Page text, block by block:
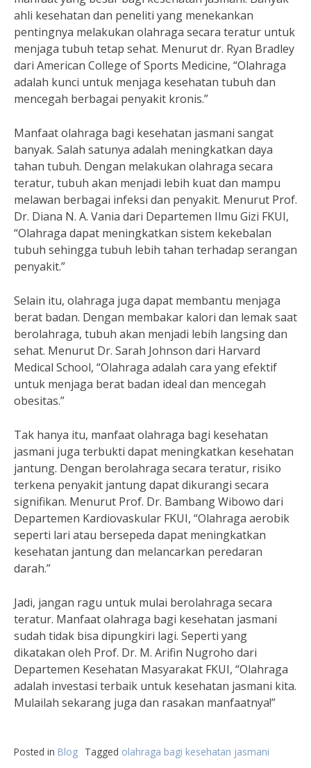
ahli kesehatan dan peneliti yang menekankan
pentingnya melakukan olahraga secara teratur untuk
menjaga tubuh tetap sehat. Menurut dr. Ryan Bradley
dari American College of Sports Medicine, “Olahraga
adalah kunci untuk menjaga kesehatan tubuh dan
mencegah berbagai penyakit kronis.”
Manfaat olahraga bagi kesehatan jasmani sangat
banyak. Salah satunya adalah meningkatkan daya
tahan tubuh. Dengan melakukan olahraga secara
teratur, tubuh akan menjadi lebih kuat dan mampu
melawan berbagai infeksi dan penyakit. Menurut Prof.
Dr. Diana N. A. Vania dari Departemen Ilmu Gizi FKUI,
“Olahraga dapat meningkatkan sistem kekebalan
tubuh sehingga tubuh lebih tahan terhadap serangan
penyakit.”
Selain itu, olahraga juga dapat membantu menjaga
berat badan. Dengan membakar kalori dan lemak saat
berolahraga, tubuh akan menjadi lebih langsing dan
sehat. Menurut Dr. Sarah Johnson dari Harvard
Medical School, “Olahraga adalah cara yang efektif
untuk menjaga berat badan ideal dan mencegah
obesitas.”
Tak hanya itu, manfaat olahraga bagi kesehatan
jasmani juga terbukti dapat meningkatkan kesehatan
jantung. Dengan berolahraga secara teratur, risiko
terkena penyakit jantung dapat dikurangi secara
signifikan. Menurut Prof. Dr. Bambang Wibowo dari
Departemen Kardiovaskular FKUI, “Olahraga aerobik
seperti lari atau bersepeda dapat meningkatkan
kesehatan jantung dan melancarkan peredaran
darah.”
Jadi, jangan ragu untuk mulai berolahraga secara
teratur. Manfaat olahraga bagi kesehatan jasmani
sudah tidak bisa dipungkiri lagi. Seperti yang
dikatakan oleh Prof. Dr. M. Arifin Nugroho dari
Departemen Kesehatan Masyarakat FKUI, “Olahraga
adalah investasi terbaik untuk kesehatan jasmani kita.
Mulailah sekarang juga dan rasakan manfaatnya!”
Posted in Blog Tagged olahraga bagi kesehatan jasmani